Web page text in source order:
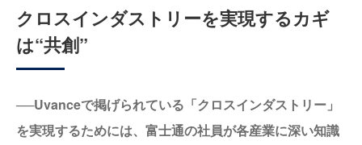
クロスインダストリーを実現するカギ
は“共創”
──Uvanceで掲げられている「クロスインダストリー」
を実現するためには、富士通の社員が各産業に深い知識